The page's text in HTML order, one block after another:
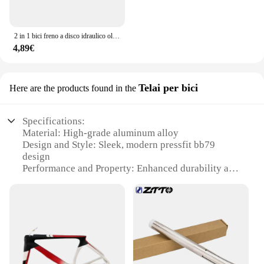
4,89€
Here are the products found in the Telai per bici
Specifications:
Material: High-grade aluminum alloy
Design and Style: Sleek, modern pressfit bb79
design
Performance and Property: Enhanced durability and
Usage and Purpose: Optimized for mountain bikes
cycling terrains
Shape or Size or Weight or Quantity: Compact and
lightweight, ideal for seamless integration with